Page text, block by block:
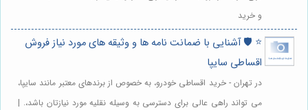
و خرید
⭐️ 🛡️ آشنایی با ضمانت نامه ها و وثیقه های مورد نیاز فروش
اقساطی سایپا
در تهران - خرید اقساطی خودرو، به خصوص از برندهای معتبر مانند سایپا،
می تواند راهی عالی برای دسترسی به وسیله نقلیه مورد نیازتان باشد،. |